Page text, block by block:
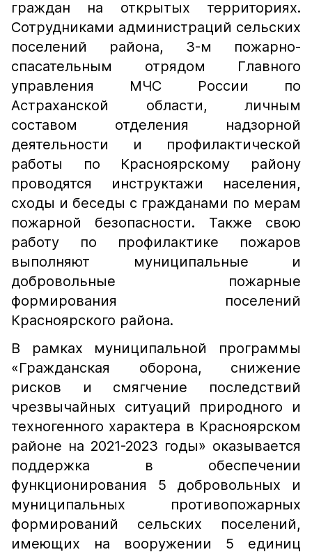
граждан на открытых территориях.
Сотрудниками администраций сельских
поселений района, 3-м пожарно-
спасательным отрядом Главного
управления МЧС России по
Астраханской области, личным
составом отделения надзорной
деятельности и профилактической
работы по Красноярскому району
проводятся инструктажи населения,
сходы и беседы с гражданами по мерам
пожарной безопасности. Также свою
работу по профилактике пожаров
выполняют муниципальные и
добровольные пожарные
формирования поселений
Красноярского района.
В рамках муниципальной программы
«Гражданская оборона, снижение
рисков и смягчение последствий
чрезвычайных ситуаций природного и
техногенного характера в Красноярском
районе на 2021-2023 годы» оказывается
поддержка в обеспечении
функционирования 5 доброволь­ных и
муниципальных проти­вопожарных
формирований сельских по­селений,
имеющих на вооружении 5 единиц